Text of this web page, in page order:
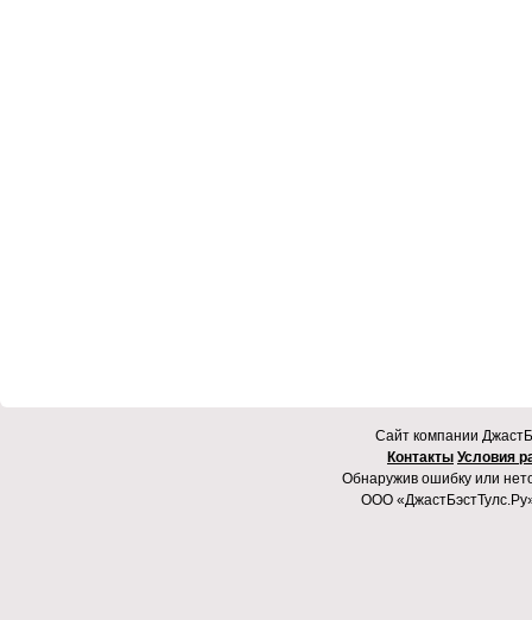
Cайт компании
Контакты Условия
Обнаружив ошибку или
ООО